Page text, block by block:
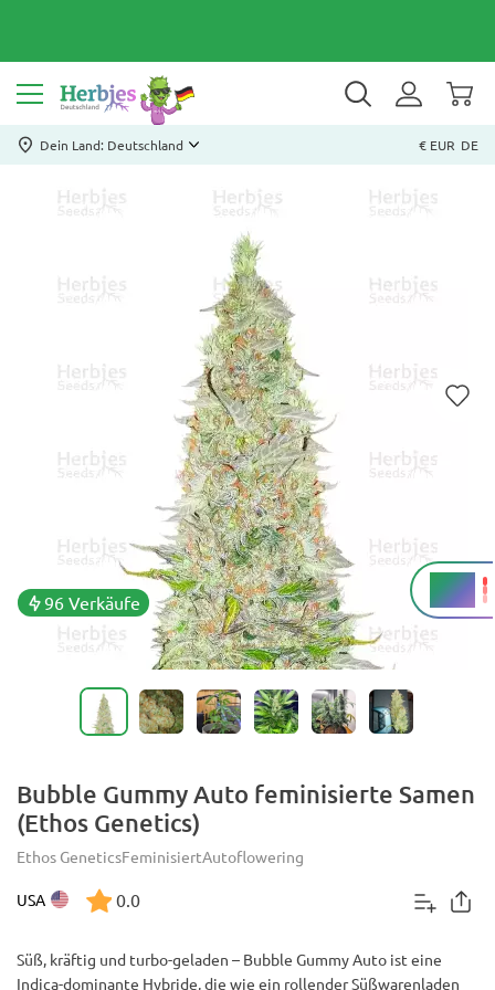
Dein Land: Deutschland € EUR DE
96 Verkäufe
30 %
THC
Bubble Gummy Auto feminisierte Samen
(Ethos Genetics)
Ethos GeneticsFeminisiertAutoflowering
USA 0.0
Süß, kräftig und turbo-geladen – Bubble Gummy Auto ist eine
Indica-dominante Hybride, die wie ein rollender Süßwarenladen